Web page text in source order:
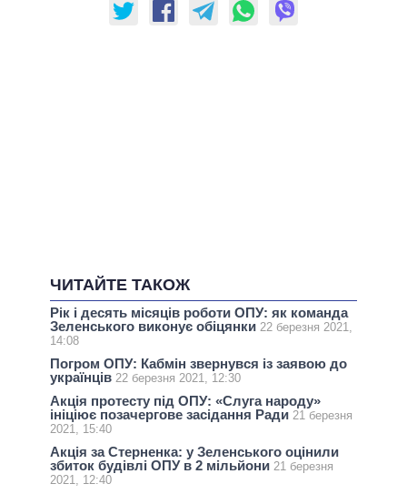
ЧИТАЙТЕ ТАКОЖ
Рік і десять місяців роботи ОПУ: як команда
Зеленського виконує обіцянки 22 березня 2021,
14:08
Погром ОПУ: Кабмін звернувся із заявою до
українців 22 березня 2021, 12:30
Акція протесту під ОПУ: «Слуга народу»
ініціює позачергове засідання Ради 21 березня
2021, 15:40
Акція за Стерненка: у Зеленського оцінили
збиток будівлі ОПУ в 2 мільйони 21 березня
2021, 12:40